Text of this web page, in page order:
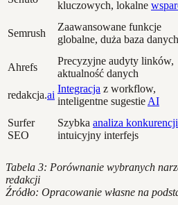
kluczowych, lokalne
Semrush
Zaawansowane funkcje
globalne, duża baza danych
Ahrefs
Precyzyjne audyty linków,
aktualność danych
redakcja.ai
Integracja z workflow,
inteligentne sugestie AI
Surfer
SEO
Szybka analiza konkurencji
intuicyjny interfejs
Tabela 3: Porównanie wybranych
redakcji
Źródło: Opracowanie własne na